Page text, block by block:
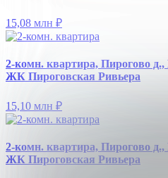
15,08 млн ₽
2-комн. квартира, Пирогово д.,
ЖК Пироговская Ривьера
15,10 млн ₽
2-комн. квартира, Пирогово д.,
ЖК Пироговская Ривьера